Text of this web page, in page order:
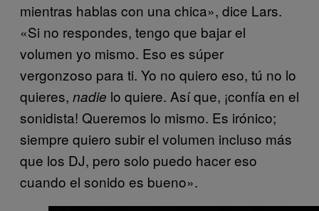
mientras hablas con una chica», dice Lars.
«Si no respondes, tengo que bajar el
volumen yo mismo. Eso es súper
vergonzoso para ti. Yo no quiero eso, tú no lo
quieres, nadie lo quiere. Así que, ¡confía en el
sonidista! Queremos lo mismo. Es irónico;
siempre quiero subir el volumen incluso más
que los DJ, pero solo puedo hacer eso
cuando el sonido es bueno».